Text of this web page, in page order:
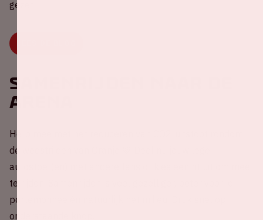
gezet!
Samenrijden naar de
ArenA
Help mee met het reduceren van CO2-uitstoot rondom
de wedstrijden van Oranje 💚 Deel nu jouw lege
autostoel(en) met andere fans of kies een rit uit om mee
te rijden. Samenrijden is veel gezelliger, beter voor je
portemonnee én natuurlijk het milieu. Druk snel op
onderstaande knop.